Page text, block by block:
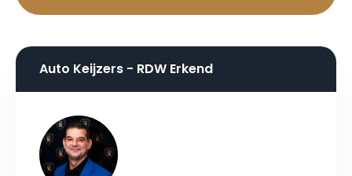
Auto Keijzers - RDW Erkend